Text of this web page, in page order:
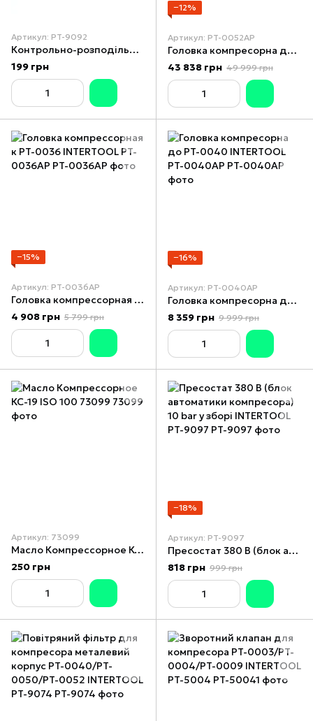
Артикул: PT-9092
Контрольно-розподільний блок компресора з регулятором тиску INTERTOOL PT-9092
199 грн
−12%
Артикул: PT-0052AP
Головка компресорна до PT-0052 INTERTOOL PT-0052AP
43 838 грн 49 999 грн
−15%
Артикул: PT-0036AP
Головка компрессорная к PT-0036 INTERTOOL PT-0036AP
4 908 грн 5 799 грн
−16%
Артикул: PT-0040AP
Головка компресорна до PT-0040 INTERTOOL PT-0040AP
8 359 грн 9 999 грн
Артикул: 73099
Масло Компрессорное КС-19 ISO 100 73099
250 грн
−18%
Артикул: PT-9097
Пресостат 380 В (блок автоматики компресора) 10 bar у зборі INTERTOOL PT-9097
818 грн 999 грн